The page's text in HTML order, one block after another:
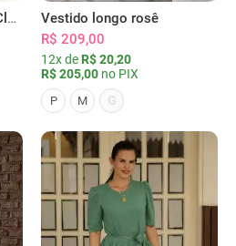
Vestido Chemise Jeans Clássica Serena
Vestido longo rosê
R$ 209,00
12x de R$ 20,20
R$ 205,00 no PIX
P M G